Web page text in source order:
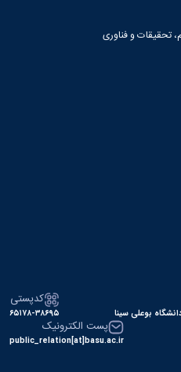
تحقیقات و فناوری
بوعلی سینا
کدپستی
۶۵۱۷۸-۳۸۶۹۵
پست الکترونیک
public_relation[at]basu.ac.ir